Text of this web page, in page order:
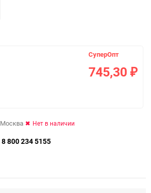
СуперОпт
745,30 ₽
Москва Нет в наличии
8 800 234 5155